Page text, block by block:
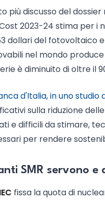
più discusso del
2023-24 stima per i
dollari del fotovoltaico e
nel mondo
è diminuito di oltre il
d'Italia, in uno studio
sulla riduzione
e difficili da stimare,
per rendere
SMR servono e
fissa la quota di